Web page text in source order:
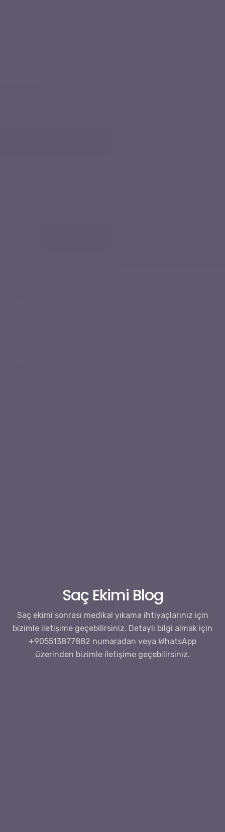
Saç Ekimi Blog
Saç ekimi sonrası medikal yıkama ihtiyaçlarınız için
bizimle iletişime geçebilirsiniz. Detaylı bilgi almak için
+905513877882 numaradan veya WhatsApp
üzerinden bizimle iletişime geçebilirsiniz.